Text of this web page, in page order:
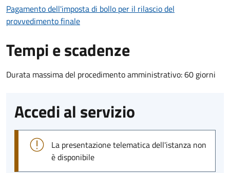
Pagamento dell'imposta di bollo per il rilascio del
provvedimento finale
Tempi e scadenze
Durata massima del procedimento amministrativo: 60 giorni
Accedi al servizio
La presentazione telematica dell'istanza non
è disponibile